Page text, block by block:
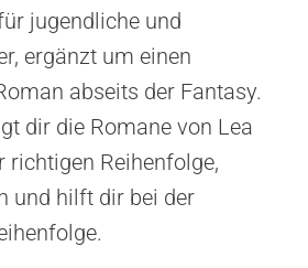
jugendliche und
ergänzt um einen
abseits der Fantasy.
dir die Romane von Lea
richtigen Reihenfolge,
und hilft dir bei der